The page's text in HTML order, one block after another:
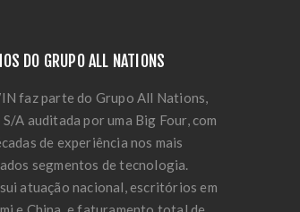
DO GRUPO ALL NATIONS
faz parte do Grupo All Nations,
S/A auditada por uma Big Four, com
de experiência nos mais
segmentos de tecnologia.
atuação nacional, escritórios em